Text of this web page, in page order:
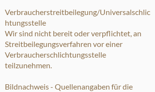
Verbraucherstreitbeilegung/Universalschlic
htungsstelle
Wir sind nicht bereit oder verpflichtet, an
Streitbeilegungsverfahren vor einer
Verbraucherschlichtungsstelle
teilzunehmen.
Bildnachweis - Quellenangaben für die